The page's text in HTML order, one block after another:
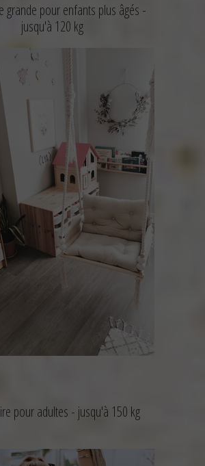
pour adultes - jusqu'à 150 kg
grande pour enfants plus âgés -
jusqu'à 120 kg